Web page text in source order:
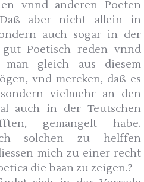
vnnd anderen Poeten
aber nicht allein in
auch sogar in der
Poetisch reden vnnd
gleich aus diesem
vnd mercken, daß es
vielmehr an den
auch in der Teutschen
gemangelt habe.
solchen zu helffen
mich zu einer recht
die baan zu zeigen.?